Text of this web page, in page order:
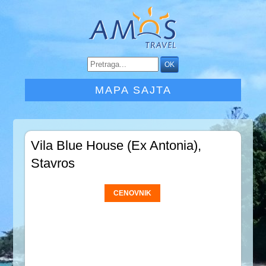
MAPA SAJTA
Vila Blue House (Ex Antonia),
Stavros
CENOVNIK